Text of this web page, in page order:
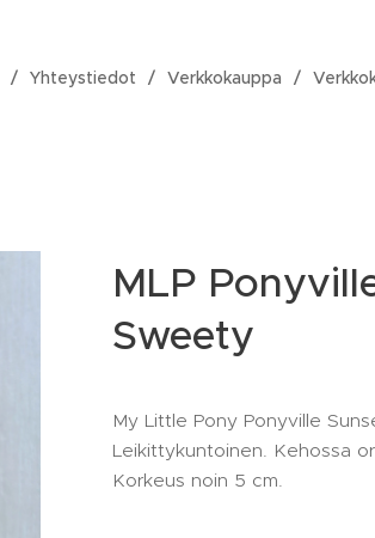
Yhteystiedot Verkkokauppa
MLP
Sweety
My Little Pony Ponyville
Leikittykuntoinen. Kehossa
Korkeus noin 5 cm.